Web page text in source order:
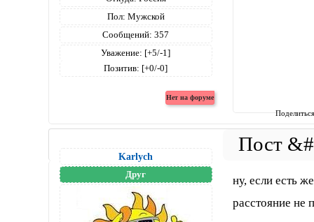
Пол: Мужской
Сообщений: 357
Уважение: [+5/-1]
Позитив: [+0/-0]
Karlych
Друг
ну, если есть
расстояние